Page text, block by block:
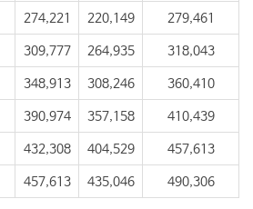
274,221 220,149 279,461
309,777 264,935 318,043
348,913 308,246 360,410
390,974 357,158 410,439
432,308 404,529 457,613
457,613 435,046 490,306